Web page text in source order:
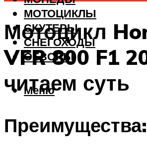
МОТОЦИКЛЫ
СКУТЕРЫ
СНЕГОХОДЫ
ОБЗОРЫ
Меню
Мотоцикл
VFR 800 F1
читаем суть
Преимущества: